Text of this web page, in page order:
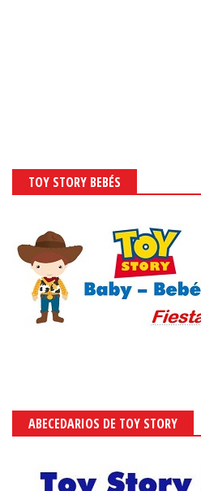
TOY STORY BEBÉS
ABECEDARIOS DE TOY STORY